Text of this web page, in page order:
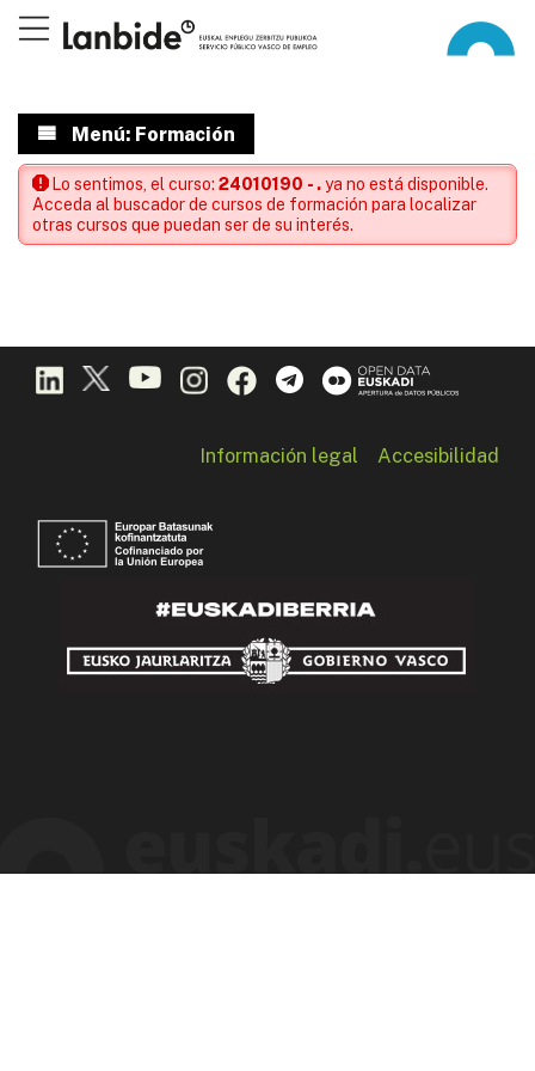
Menú: Formación
Lo sentimos, el curso:24010190 - .ya no está disponible.
Acceda al buscador de cursos de formación para localizar
otras cursos que puedan ser de su interés.
Información legal Accesibilidad